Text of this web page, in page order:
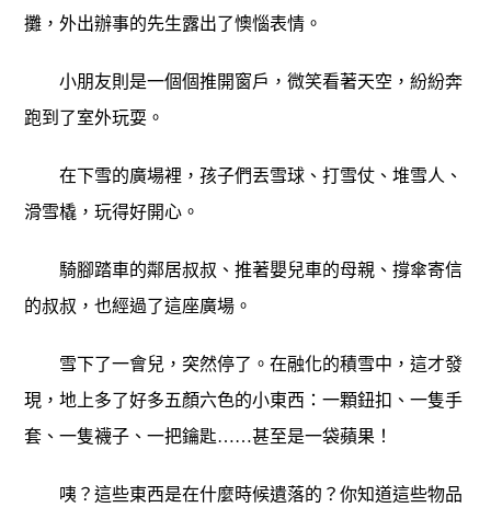
攤，外出辦事的先生露出了懊惱表情。
小朋友則是一個個推開窗戶，微笑看著天空，紛紛奔
跑到了室外玩耍。
在下雪的廣場裡，孩子們丟雪球、打雪仗、堆雪人、
滑雪橇，玩得好開心。
騎腳踏車的鄰居叔叔、推著嬰兒車的母親、撐傘寄信
的叔叔，也經過了這座廣場。
雪下了一會兒，突然停了。在融化的積雪中，這才發
現，地上多了好多五顏六色的小東西：一顆鈕扣、一隻手
套、一隻襪子、一把鑰匙……甚至是一袋蘋果！
咦？這些東西是在什麼時候遺落的？你知道這些物品